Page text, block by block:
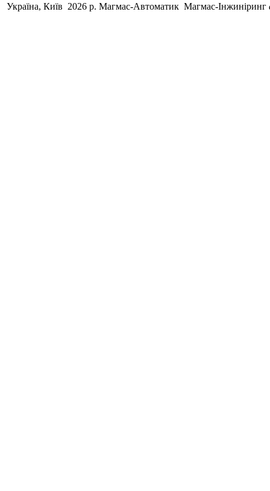
Україна, Київ 2026 р. Магмас-Автоматик Магмас-Інжиніринг